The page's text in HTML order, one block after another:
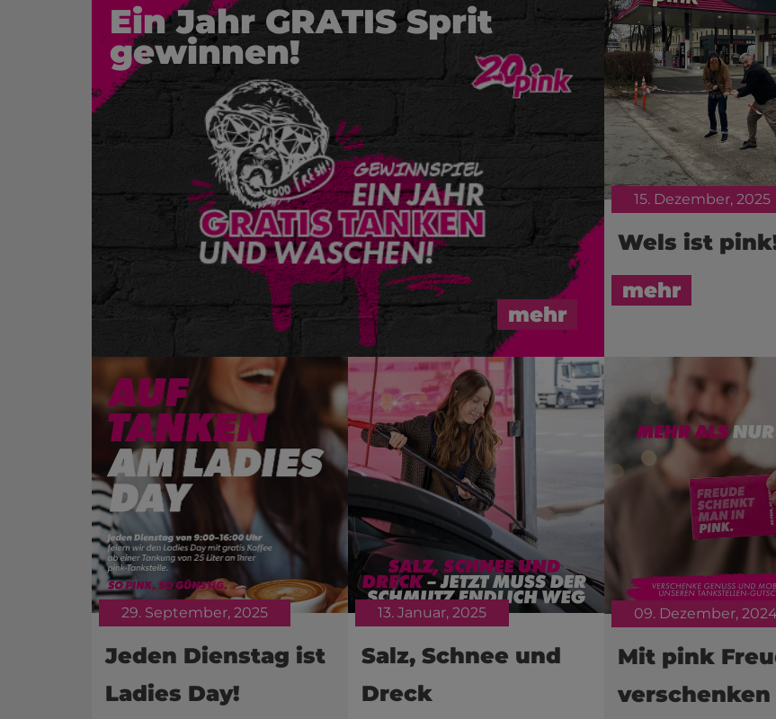
Ein Jahr GRATIS Sprit
gewinnen!
mehr
15. Dezember, 2025
Wels ist
mehr
29. September, 2025
Jeden Dienstag ist
Ladies Day!
13. Januar, 2025
Salz, Schnee und
Dreck
09. Dezember,
Mit pink
verschenken